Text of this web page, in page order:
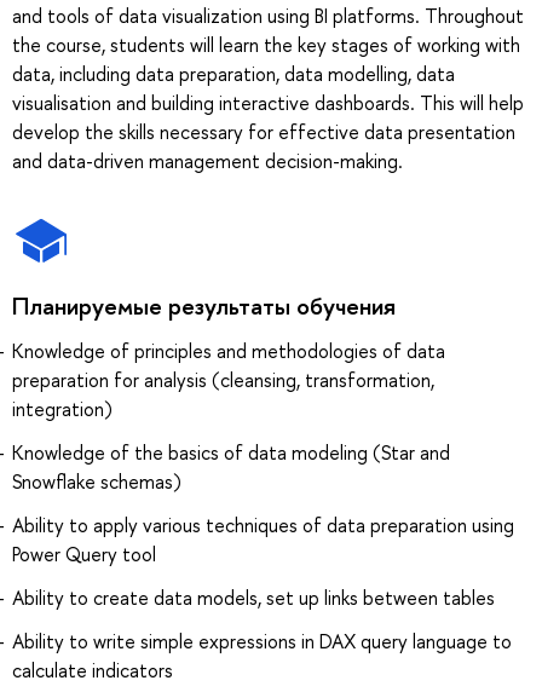
and tools of data visualization using BI platforms. Throughout
the course, students will learn the key stages of working with
data, including data preparation, data modelling, data
visualisation and building interactive dashboards. This will help
develop the skills necessary for effective data presentation
and data-driven management decision-making.
Планируемые результаты обучения
Knowledge of principles and methodologies of data
preparation for analysis (cleansing, transformation,
integration)
Knowledge of the basics of data modeling (Star and
Snowflake schemas)
Ability to apply various techniques of data preparation using
Power Query tool
Ability to create data models, set up links between tables
Ability to write simple expressions in DAX query language to
calculate indicators